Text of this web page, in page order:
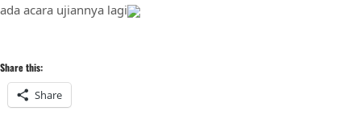
ada acara ujiannya lagi
Share this:
Share